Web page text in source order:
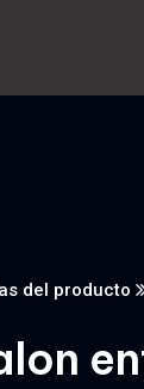
del producto